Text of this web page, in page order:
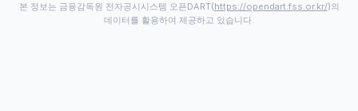
본 정보는 금융감독원 전자공시시스템 오픈DART(https://opendart.fss.or.kr/)의
데이터를 활용하여 제공하고 있습니다.